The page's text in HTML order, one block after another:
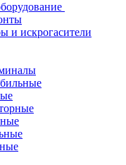
и искрогасители